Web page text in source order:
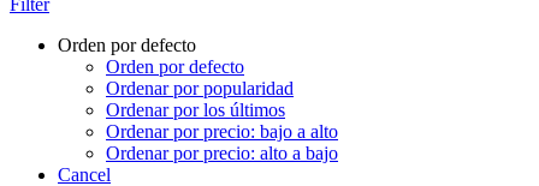
Orden por defecto
Orden por defecto
Ordenar por popularidad
Ordenar por los últimos
Ordenar por precio: bajo a alto
Ordenar por precio: alto a bajo
Cancel